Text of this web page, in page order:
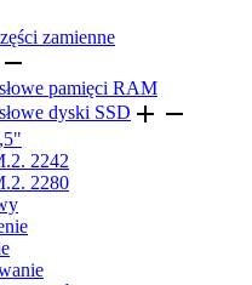
zamienne

pamięci RAM
dyski SSD  
2242
2280